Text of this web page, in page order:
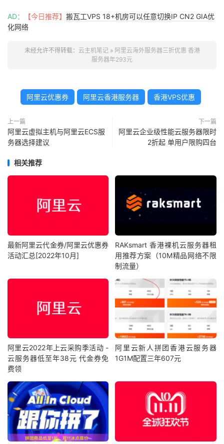
AD： 【今日推荐】 搬瓦工VPS 18+机房可以任意切换IP CN2 GIA优
化网络
未经允许不得转载： 云主机笔记» 阿里云海外服务器三折优惠 香港
服务器年293元
阿里云优惠券 阿里云香港服务器 香港VPS优惠
上一篇
阿里云虚拟主机与阿里云ECS服
务器选择建议
下一篇
阿里云企业级性能云服务器限时
2折起 单用户限购四台
相关推荐
最新阿里云代金券/阿里云优惠券
活动汇总[2022年10月]
RAKsmart 香港裸机云服务器租
用推荐方案（10M精品网络不限
制流量）
阿里云2022年上云采购季活动 -
云服务器低至年38元 代金券免
费领
阿里云新人拼团香港云服务器
1G1M配置三年607元